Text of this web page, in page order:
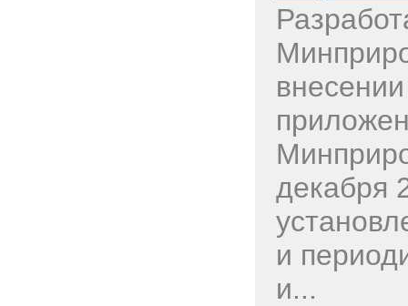
декабря
и
и...